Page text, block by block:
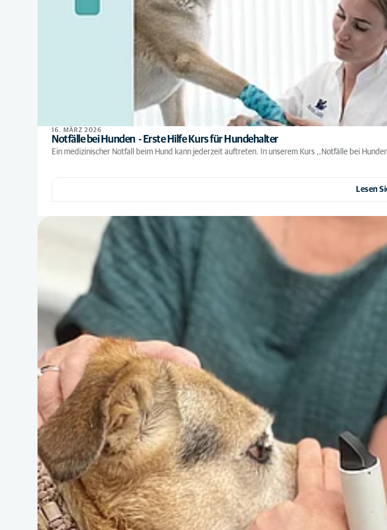
16. MÄRZ 2026
Notfälle bei Hunden - Erste Hilfe Kurs für Hundehalter
Ein medizinischer Notfall beim Hund kann jederzeit auftreten. In unserem Kurs ,,Notfälle bei
Lesen